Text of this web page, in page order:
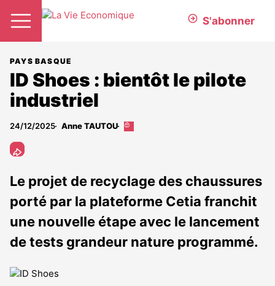
S'abonner
PAYS BASQUE
ID Shoes : bientôt le pilote
industriel
24/12/2025 Anne TAUTOU
Cet
abonnés
Le projet de recyclage des chaussures
porté par la plateforme Cetia franchit
une nouvelle étape avec le lancement
de tests grandeur nature programmé.